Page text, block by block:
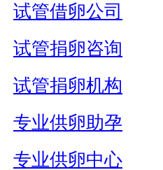
试管借卵公司
试管捐卵咨询
试管捐卵机构
专业供卵助孕
专业供卵中心